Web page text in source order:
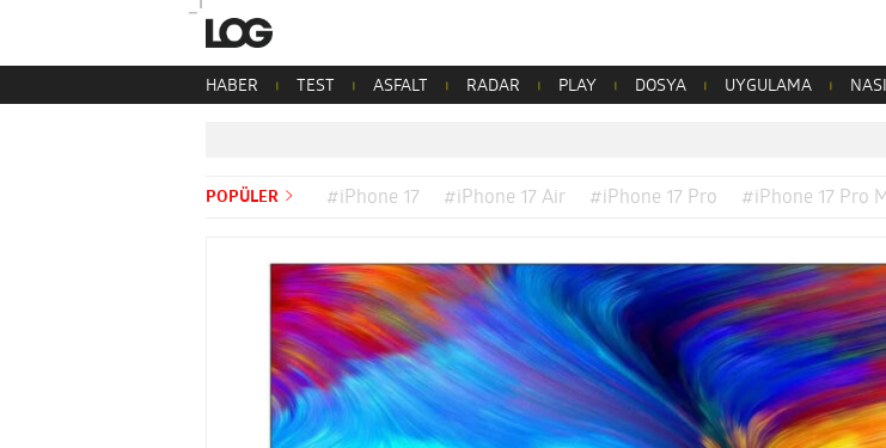
HABER TEST ASFALT RADAR PLAY DOSYA UYGULAMA
POPÜLER #iPhone 17 #iPhone 17 Air #iPhone 17 Pro #iPhone 17 Pro